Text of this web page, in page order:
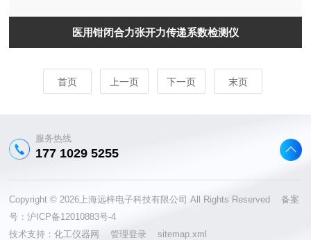
医用钳闭合力张开力传递系数检测仪
首页 上一页 下一页 末页
服务热线
177 1029 5255
Copyright © 2026上海远梓电子科技有限公司 All Rights Reserved 备案
号：沪ICP备12010883号-4
技术支持：化工仪器网管理登录 sitemap.xml